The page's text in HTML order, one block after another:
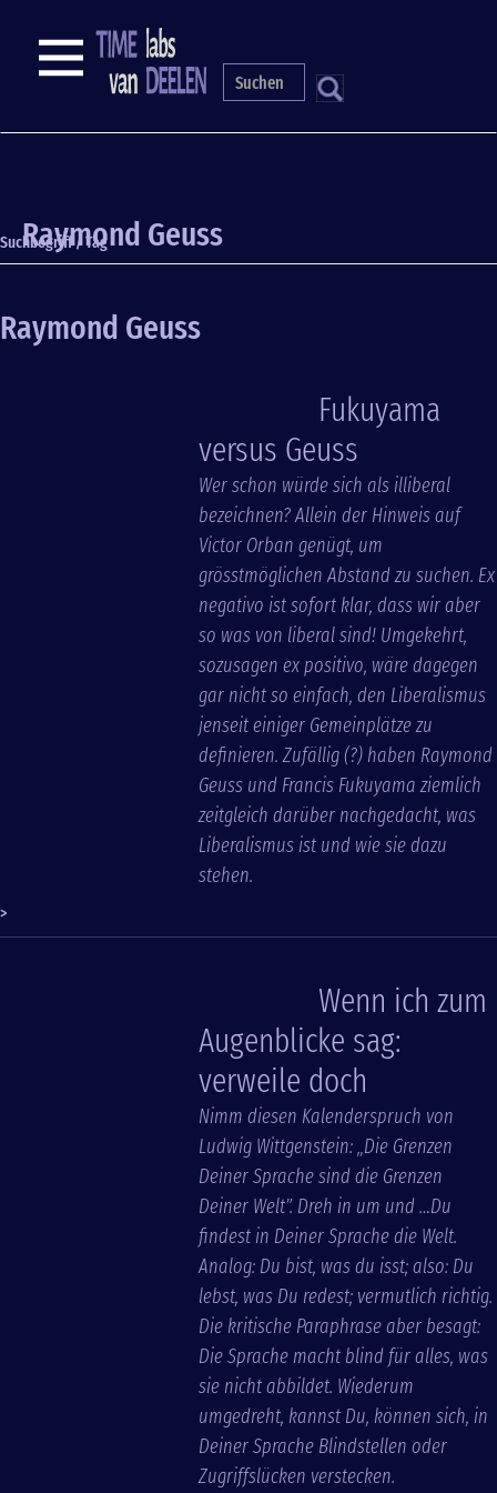
S
NAVIGATION
Raymond Geuss
Suchbegriff / Tag
Raymond Geuss
Fukuyama
versus Geuss
Wer schon würde sich als illiberal
bezeichnen? Allein der Hinweis auf
Victor Orban genügt, um
grösstmöglichen Abstand zu suchen. Ex
negativo ist sofort klar, dass wir aber
so was von liberal sind! Umgekehrt,
sozusagen ex positivo, wäre dagegen
gar nicht so einfach, den Liberalismus
jenseit einiger Gemeinplätze zu
definieren. Zufällig (?) haben Raymond
Geuss und Francis Fukuyama ziemlich
zeitgleich darüber nachgedacht, was
Liberalismus ist und wie sie dazu
stehen.
>
Wenn ich zum
Augenblicke sag:
verweile doch
Nimm diesen Kalenderspruch von
Ludwig Wittgenstein: „Die Grenzen
Deiner Sprache sind die Grenzen
Deiner Welt”. Dreh in um und …Du
findest in Deiner Sprache die Welt.
Analog: Du bist, was du isst; also: Du
lebst, was Du redest; vermutlich richtig.
Die kritische Paraphrase aber besagt:
Die Sprache macht blind für alles, was
sie nicht abbildet. Wiederum
umgedreht, kannst Du, können sich, in
Deiner Sprache Blindstellen oder
Zugriffslücken verstecken.